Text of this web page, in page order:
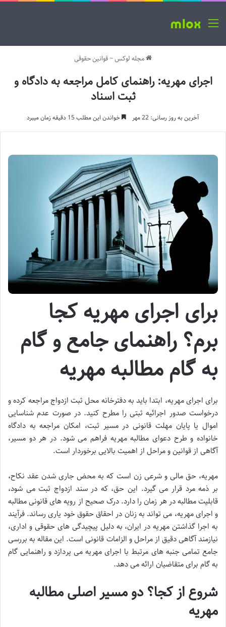
منو
مجله لوکس~قوانین حقوقی
اجرای مهریه: راهنمای کامل مراجعه به دادگاه و
ثبت اسناد
آخرین به روز رسانی: 22 مهر خواندن این مطلب 15 دقیقه زمان میبرد
برای اجرای مهریه کجا
برم؟ راهنمای جامع و گام
به گام مطالبه مهریه
برای اجرای مهریه، ابتدا باید به دفترخانه محل ثبت ازدواج مراجعه کرده و
درخواست صدور اجرائیه ثبتی را مطرح کنید. در صورت عدم شناسایی
اموال یا پایان مهلت قانونی در مسیر ثبت، امکان مراجعه به دادگاه
خانواده و طرح دعوای مطالبه مهریه فراهم می شود. در هر دو مسیر،
آگاهی از قوانین و مراحل از اهمیت بالایی برخوردار است.
مهریه، حق مالی و شرعی زن است که به محض جاری شدن عقد نکاح،
بر ذمه مرد قرار می گیرد. این حق، که در سند ازدواج ثبت می شود،
قابلیت مطالبه در هر زمان را دارد. درک صحیح از رویه های قانونی مطالبه
و اجرای مهریه، می تواند به زنان در احقاق حقوق خود یاری رساند. فرآیند
به اجرا گذاشتن مهریه در ایران، به دلیل پیچیدگی های حقوقی و اداری،
نیازمند آگاهی دقیق از مراحل و الزامات قانونی است. این مقاله به بررسی
جامع تمامی جنبه های مرتبط با اجرای مهریه می پردازد و راهنمایی گام
به گام برای متقاضیان ارائه می دهد.
شروع از کجا؟ دو مسیر اصلی مطالبه
مهریه